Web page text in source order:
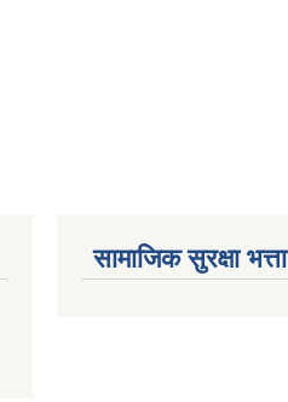
सामाजिक सुरक्षा भत्ता